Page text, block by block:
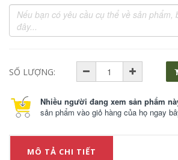
SỐ LƯỢNG:
Nhiều người đang xem sản phẩm
sản phẩm vào giỏ hàng của họ ngay
MÔ TẢ CHI TIẾT